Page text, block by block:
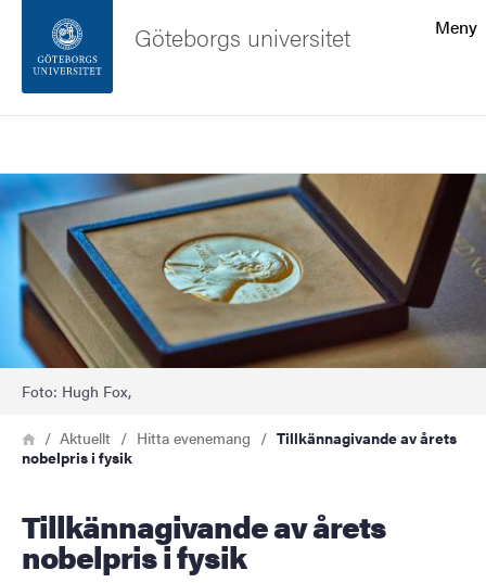
Sidfoten
Om webbplatsen
Meny
Göteborgs universitet
Bild
Foto: Hugh Fox,
Länkstig
HemAktuellt Hitta evenemang
Tillkännagivande av årets
nobelpris i fysik
Tillkännagivande av årets
nobelpris i fysik